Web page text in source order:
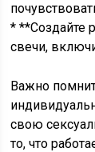
* **Создайте
свечи,
Важно
свою
то, что